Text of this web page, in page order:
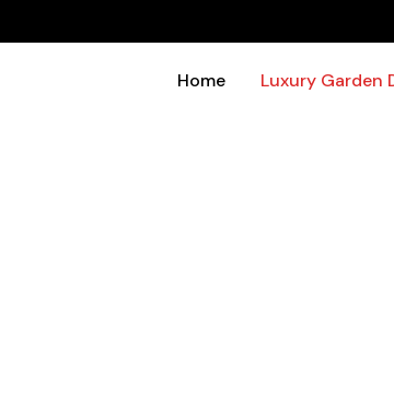
Home Luxury Garden